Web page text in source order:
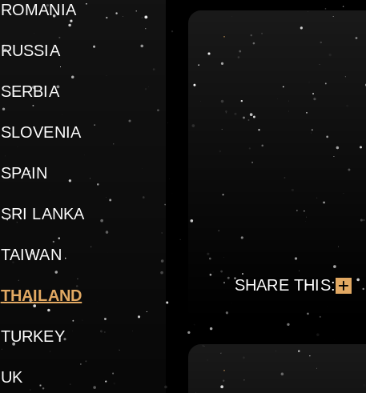
ROMANIA
RUSSIA
SERBIA
SLOVENIA
SPAIN
SRI LANKA
TAIWAN
THAILAND
TURKEY
UK
SHARE THIS: